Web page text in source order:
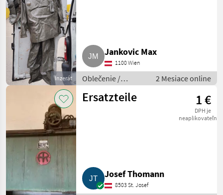
Inzerát
Jankovic Max
1100 Wien
Oblečenie /
Poľnohospodárstvo
2 Mesiace online
Ersatzteile 1 €
DPH je
neaplikovateľné
Josef Thomann
8503 St. Josef